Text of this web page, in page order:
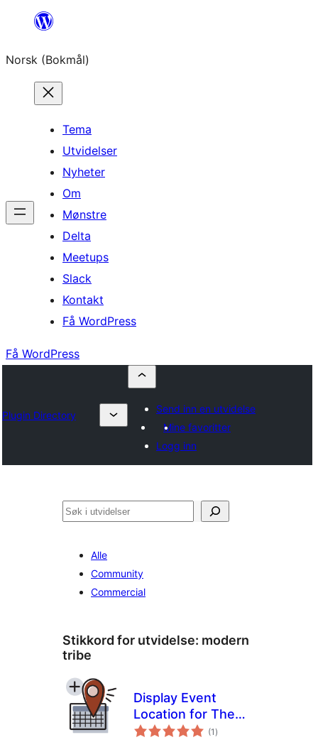
Hopp
innhold
Norsk (Bokmål)
Tema
Utvidelser
Nyheter
Om
Mønstre
Delta
Meetups
Slack
Kontakt
Få WordPress
Få WordPress
Plugin Directory
Send inn en utvidelse
Mine favoritter
Logg inn
Søk
Alle
Community
Commercial
Stikkord for utvidelse: modern
tribe
Display Event
Location for The
Events Calendar
(1 totale
vurderinger
)